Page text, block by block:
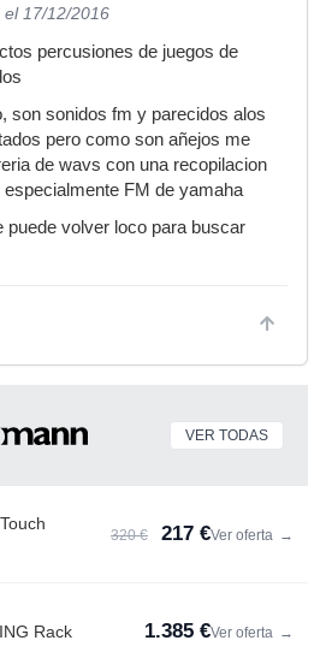
el 17/12/2016
percusiones de juegos de
son sonidos fm y parecidos alos
pero como son añejos me
de wavs con una recopilacion
FM de yamaha
puede volver loco para buscar
VER TODAS
320 € 217 €Ver oferta →
Rack 1.385 €Ver oferta →